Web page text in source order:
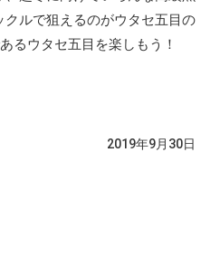
ルで狙えるのがウタセ五目の
るウタセ五目を楽しもう！
2019年9月30日